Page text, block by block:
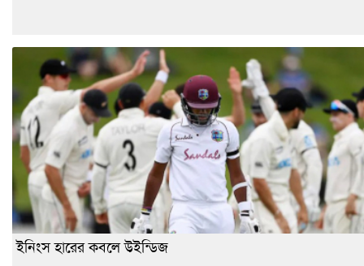
ইনিংস হারের কবলে উইন্ডিজ